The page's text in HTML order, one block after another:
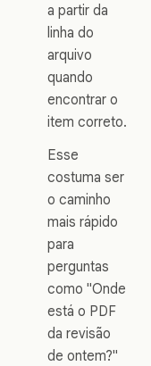
a partir da
linha do
arquivo
quando
encontrar o
item correto.
Esse
costuma ser
o caminho
mais rápido
para
perguntas
como "Onde
está o PDF
da revisão
de ontem?"